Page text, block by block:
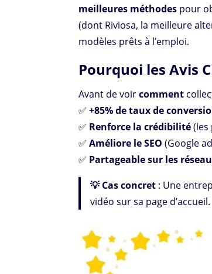
meilleures méthodes pour
(dont Riviosa, la meilleure
modèles prêts à l’emploi.
Pourquoi les Avis
Avant de voircomment
✅+85% de taux de
✅ Renforce la crédibilité(les
✅Améliore le SEO (Google
✅ Partageable sur les
💡 Cas concret : Une
vidéo sur sa page d’accueil.